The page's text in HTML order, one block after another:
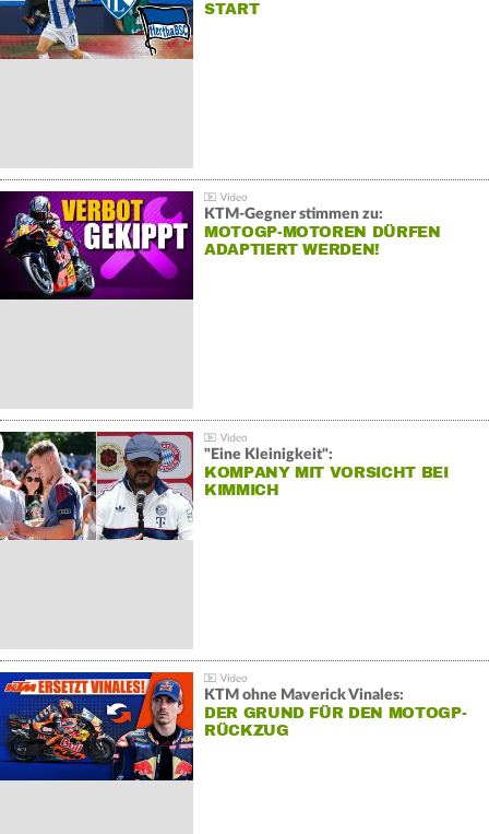
START
KTM-Gegner stimmen zu:
MOTOGP-MOTOREN DÜRFEN
ADAPTIERT WERDEN!
"Eine Kleinigkeit":
KOMPANY MIT VORSICHT BEI
KIMMICH
KTM ohne Maverick Vinales:
DER GRUND FÜR DEN MOTOGP-
RÜCKZUG